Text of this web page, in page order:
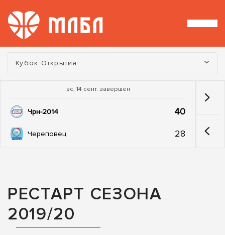
Турнир:
Кубок Открытия
вс, 14 сент. завершен
Чрн-2014 40
Череповец 28
РЕСТАРТ СЕЗОНА
2019/20